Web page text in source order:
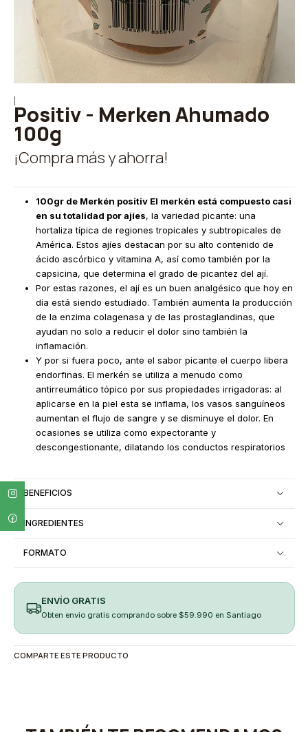
Positiv - Merken Ahumado
100g
¡Compra más y ahorra!
100gr de Merkén positiv El merkén está compuesto casi
en su totalidad por ajíes, la variedad picante: una
hortaliza típica de regiones tropicales y subtropicales de
América. Estos ajíes destacan por su alto contenido de
ácido ascórbico y vitamina A, así como también por la
capsicina, que determina el grado de picantez del ají.
Por estas razones, el ají es un buen analgésico que hoy en
día está siendo estudiado. También aumenta la producción
de la enzima colagenasa y de las prostaglandinas, que
ayudan no solo a reducir el dolor sino también la
inflamación.
Y por si fuera poco, ante el sabor picante el cuerpo libera
endorfinas. El merkén se utiliza a menudo como
antirreumático tópico por sus propiedades irrigadoras: al
aplicarse en la piel esta se inflama, los vasos sanguíneos
aumentan el flujo de sangre y se disminuye el dolor. En
ocasiones se utiliza como expectorante y
descongestionante, dilatando los conductos respiratorios
BENEFICIOS
INGREDIENTES
FORMATO
ENVÍO GRATIS
Obten envio gratis comprando sobre $59.990 en Santiago
COMPARTE ESTE PRODUCTO